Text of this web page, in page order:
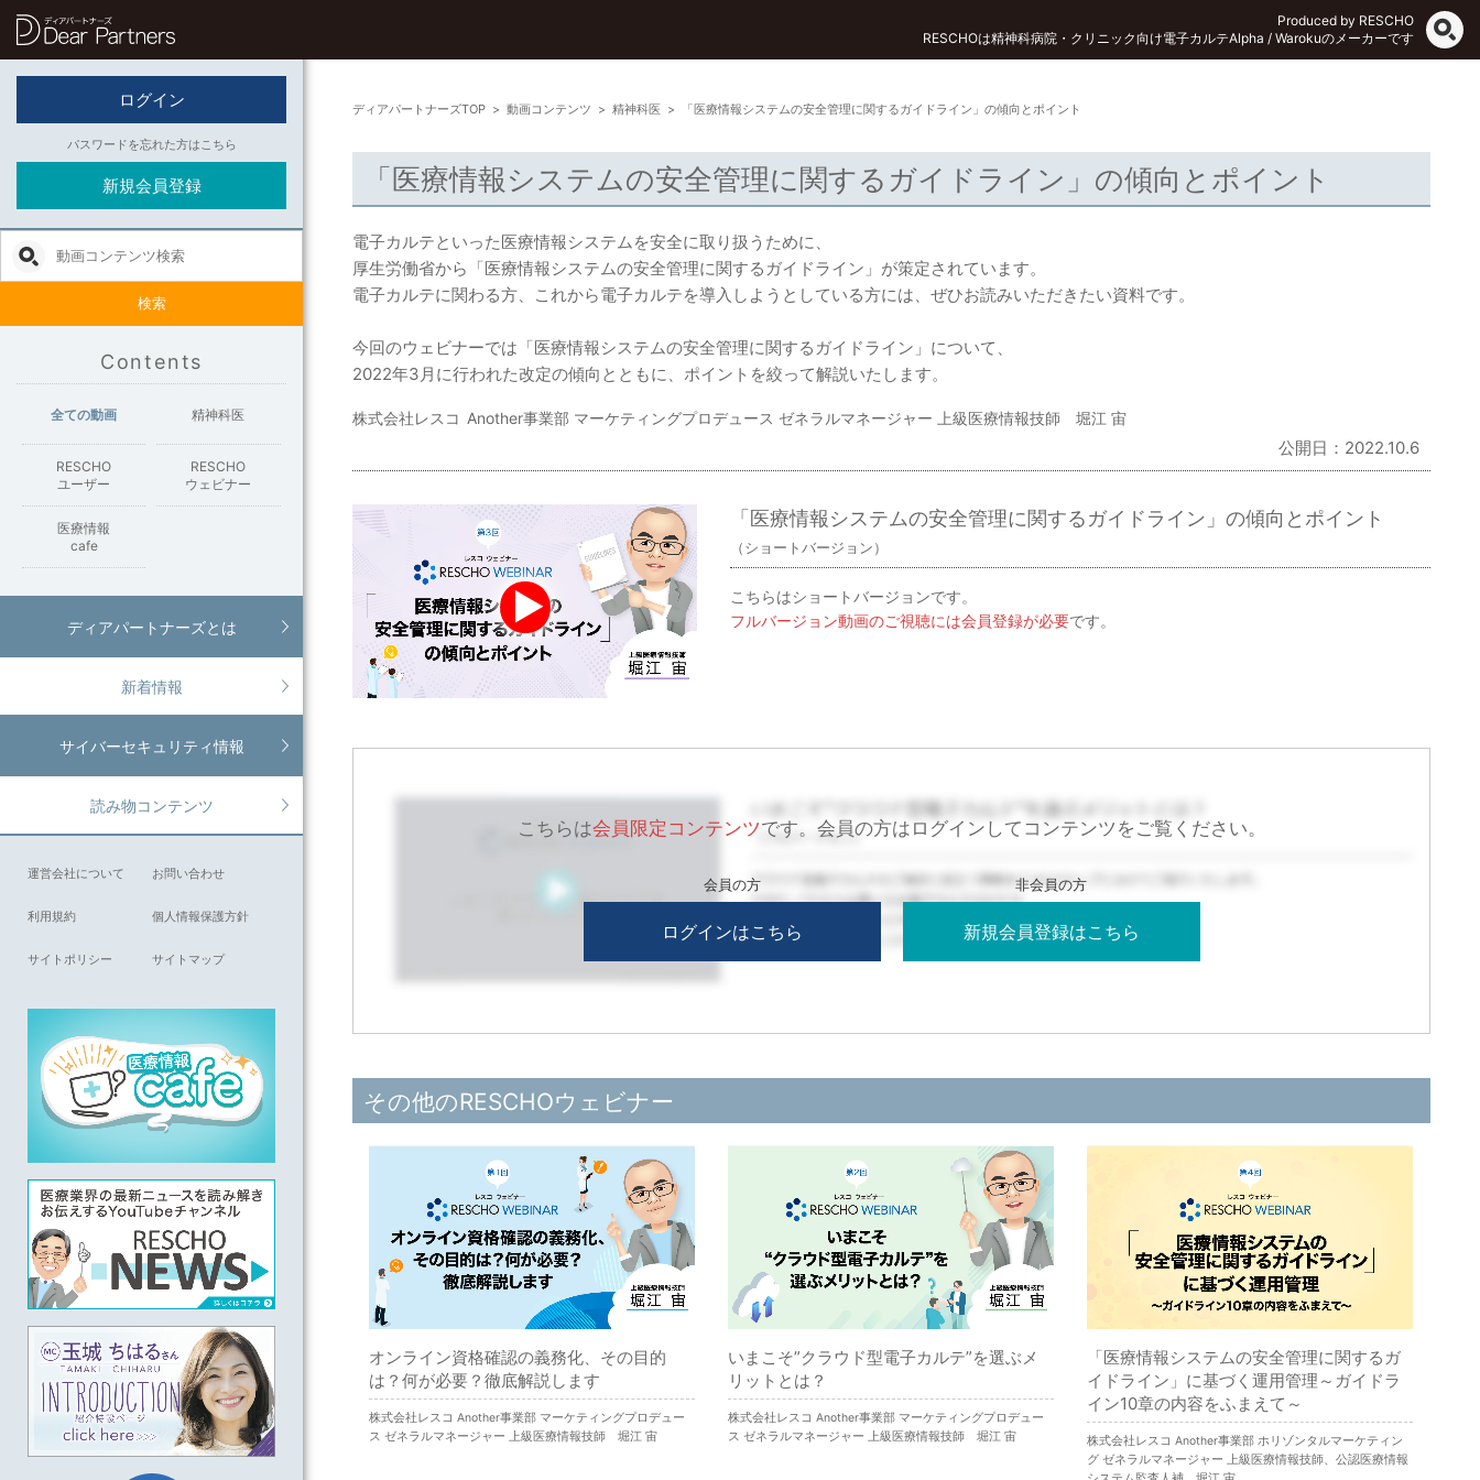
Produced by RESCHO
RESCHOは精神科病院・クリニック向け電子カルテAlpha / Warokuのメーカーです
ログイン
パスワードを忘れた方はこちら
新規会員登録
検索
Contents
全ての動画 精神科医
RESCHO
ユーザー
RESCHO
ウェビナー
医療情報
cafe
ディアパートナーズとは
新着情報
サイバーセキュリティ情報
読み物コンテンツ
運営会社について お問い合わせ
利用規約 個人情報保護方針
サイトポリシー サイトマップ
ディアパートナーズTOP > 動画コンテンツ > 精神科医 > 「医療情報システムの安全管理に関するガイドライン」の傾向とポイント
「医療情報システムの安全管理に関するガイドライン」の傾向とポイント
電子カルテといった医療情報システムを安全に取り扱うために、
厚生労働省から「医療情報システムの安全管理に関するガイドライン」が策定されています。
電子カルテに関わる方、これから電子カルテを導入しようとしている方には、ぜひお読みいただきたい資料です。
今回のウェビナーでは「医療情報システムの安全管理に関するガイドライン」について、
2022年3月に行われた改定の傾向とともに、ポイントを絞って解説いたします。
株式会社レスコ Another事業部 マーケティングプロデュース ゼネラルマネージャー 上級医療情報技師 堀江 宙
公開日：2022.10.6
「医療情報システムの安全管理に関するガイドライン」の傾向とポイント
（ショートバージョン）
こちらはショートバージョンです。
フルバージョン動画のご視聴には会員登録が必要です。
こちらは会員限定コンテンツです。会員の方はログインしてコンテンツをご覧ください。
ログインはこちら 新規会員登録はこちら
その他のRESCHOウェビナー
オンライン資格確認の義務化、その目的
は？何が必要？徹底解説します
株式会社レスコ Another事業部 マーケティングプロデュー
ス ゼネラルマネージャー 上級医療情報技師 堀江 宙
いまこそ”クラウド型電子カルテ”を選ぶメ
リットとは？
株式会社レスコ Another事業部 マーケティングプロデュー
ス ゼネラルマネージャー 上級医療情報技師 堀江 宙
「医療情報システムの安全管理に関するガ
イドライン」に基づく運用管理～ガイドラ
イン10章の内容をふまえて～
株式会社レスコ Another事業部 ホリゾンタルマーケティン
グ ゼネラルマネージャー 上級医療情報技師、公認医療情報